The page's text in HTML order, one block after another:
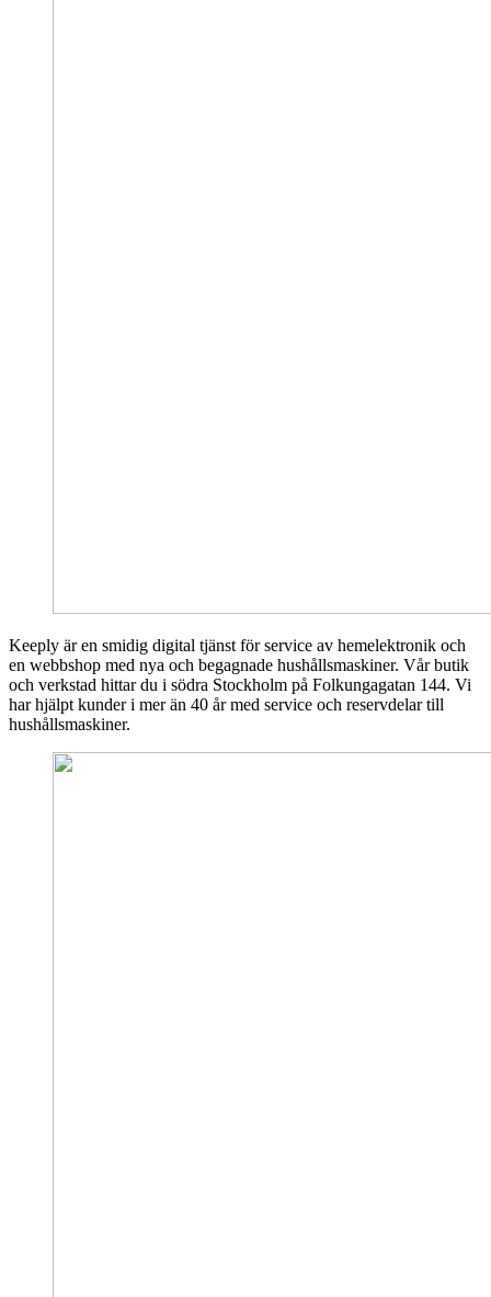
Keeply är en smidig digital tjänst för service av hemelektronik och
en webbshop med nya och begagnade hushållsmaskiner. Vår butik
och verkstad hittar du i södra Stockholm på Folkungagatan 144. Vi
har hjälpt kunder i mer än 40 år med service och reservdelar till
hushållsmaskiner.